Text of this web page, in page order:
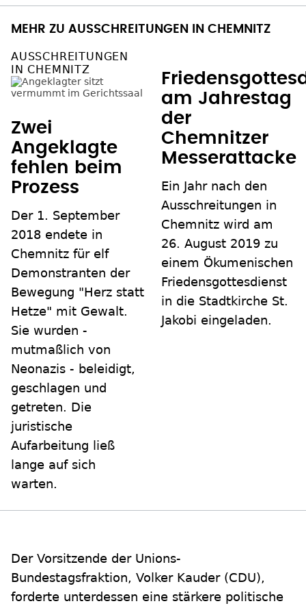
MEHR ZU AUSSCHREITUNGEN IN CHEMNITZ
AUSSCHREITUNGEN
IN CHEMNITZ
Zwei
Angeklagte
fehlen beim
Prozess
Der 1. September
2018 endete in
Chemnitz für elf
Demonstranten der
Bewegung "Herz statt
Hetze" mit Gewalt.
Sie wurden -
mutmaßlich von
Neonazis - beleidigt,
geschlagen und
getreten. Die
juristische
Aufarbeitung ließ
lange auf sich
warten.
am Jahrestag
der
Chemnitzer
Messerattacke
Ein Jahr nach den
Ausschreitungen in
Chemnitz wird am
26. August 2019 zu
einem Ökumenischen
Friedensgottesdienst
in die Stadtkirche St.
Jakobi eingeladen.
Der Vorsitzende der Unions-
Bundestagsfraktion, Volker Kauder (CDU),
forderte unterdessen eine stärkere politische